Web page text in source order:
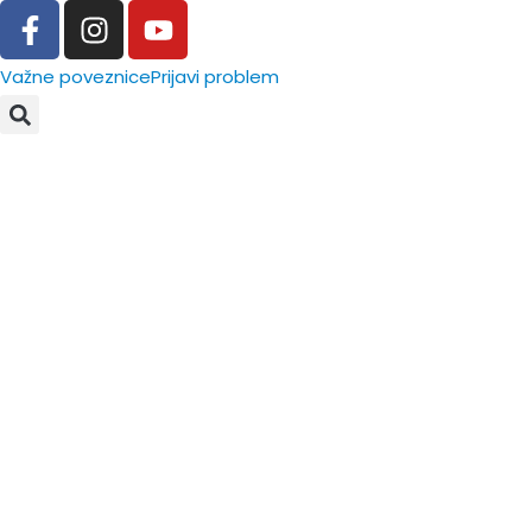
Važne poveznicePrijavi problem